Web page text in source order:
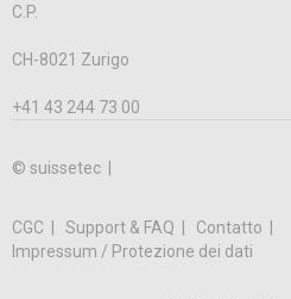
C.P.
CH-8021 Zurigo
+41 43 244 73 00
© suissetec |
CGC Support & FAQ
Contatto
Impressum / Protezione dei dati